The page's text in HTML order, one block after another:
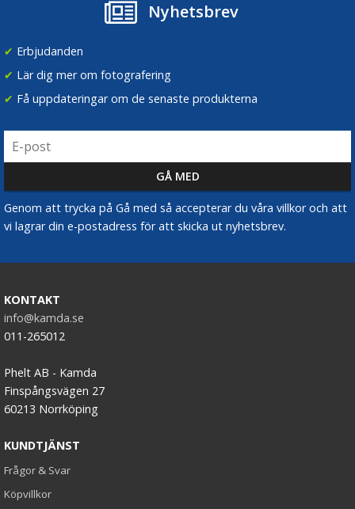
Nyhetsbrev
✔ Erbjudanden
✔ Lär dig mer om fotografering
✔ Få uppdateringar om de senaste produkterna
Genom att trycka på Gå med så accepterar du våra villkor och att
vi lagrar din e-postadress för att skicka ut nyhetsbrev.
KONTAKT
info@kamda.se
011-265012
Phelt AB - Kamda
Finspångsvägen 27
60213 Norrköping
KUNDTJÄNST
Frågor & Svar
Köpvillkor